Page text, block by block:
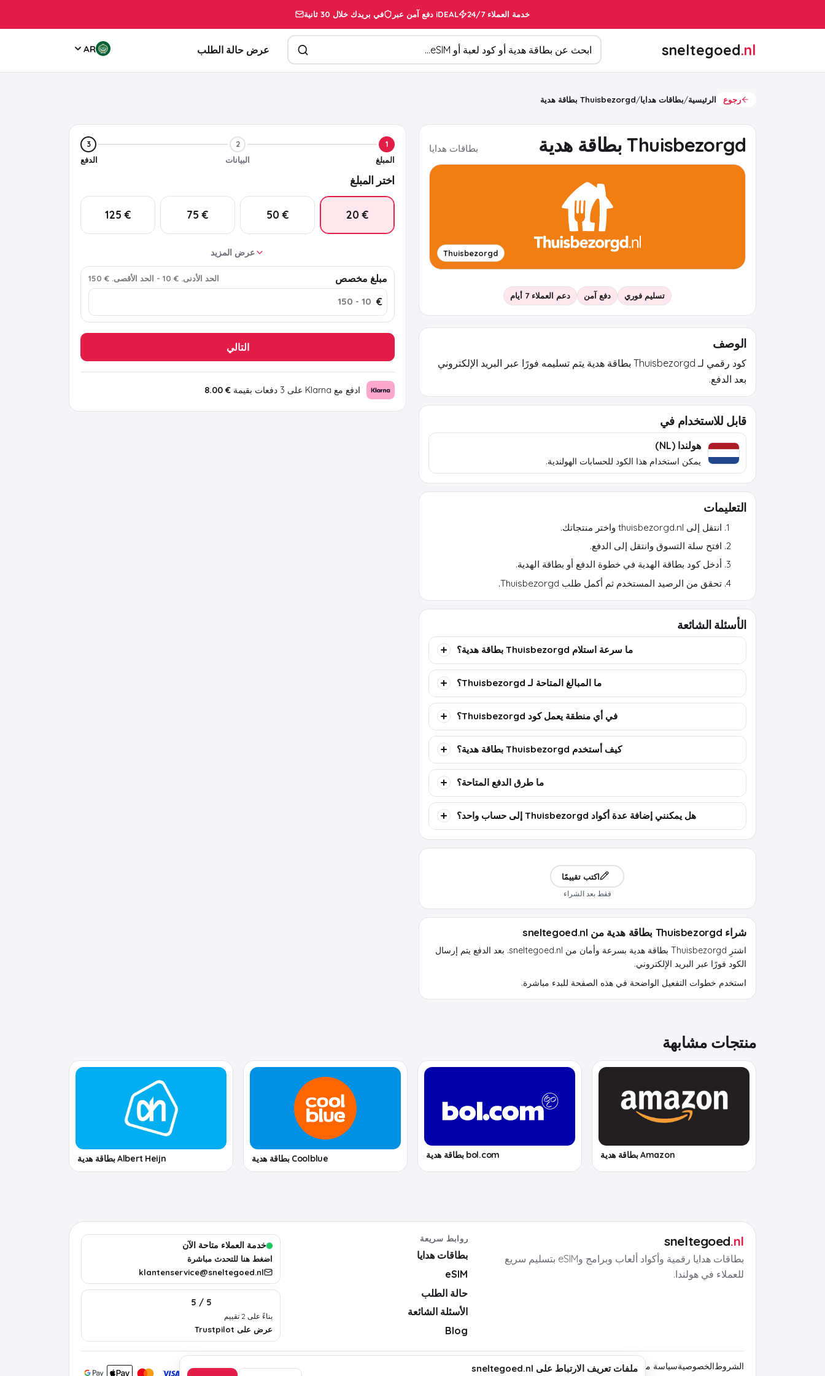
في بريدك خلال 30 ثانية دفع آمن عبر iDEAL خدمة العملاء 24/7
sneltegoed.nl ابحث عن المنتجات
عرض حالة الطلب AR
رجوع الرئيسية/بطاقات هدايا/Thuisbezorgd بطاقة هدية
Thuisbezorgd بطاقة هدية بطاقات هدايا
Thuisbezorgd
تسليم فوري دفع آمن دعم العملاء 7 أيام
1
المبلغ
2
البيانات
3
الدفع
اختر المبلغ
€ 20
€ 50
€ 75
€ 125
عرض المزيد
مبلغ مخصص الحد الأدنى.
€ 10
- الحد الأقصى.
€ 150
€
التالي
ادفع مع Klarna على 3 دفعات بقيمة € 8.00
الوصف
كود رقمي لـ Thuisbezorgd بطاقة هدية يتم تسليمه فورًا عبر البريد الإلكتروني
بعد الدفع.
قابل للاستخدام في
هولندا (NL)
يمكن استخدام هذا الكود للحسابات الهولندية.
التعليمات
انتقل إلى thuisbezorgd.nl واختر منتجاتك.
افتح سلة التسوق وانتقل إلى الدفع.
أدخل كود بطاقة الهدية في خطوة الدفع أو بطاقة الهدية.
تحقق من الرصيد المستخدم ثم أكمل طلب Thuisbezorgd.
الأسئلة الشائعة
ما سرعة استلام Thuisbezorgd بطاقة هدية؟
ما المبالغ المتاحة لـ Thuisbezorgd؟
في أي منطقة يعمل كود Thuisbezorgd؟
كيف أستخدم Thuisbezorgd بطاقة هدية؟
ما طرق الدفع المتاحة؟
هل يمكنني إضافة عدة أكواد Thuisbezorgd إلى حساب واحد؟
اكتب تقييمًا
فقط بعد الشراء
شراء Thuisbezorgd بطاقة هدية من sneltegoed.nl
اشترِ Thuisbezorgd بطاقة هدية بسرعة وأمان من sneltegoed.nl. بعد الدفع يتم إرسال
الكود فورًا عبر البريد الإلكتروني.
استخدم خطوات التفعيل الواضحة في هذه الصفحة للبدء مباشرة.
منتجات مشابهة
Amazon بطاقة هدية bol.com بطاقة هدية Coolblue بطاقة هدية Albert Heijn بطاقة هدية
sneltegoed.nl
بطاقات هدايا رقمية وأكواد ألعاب وبرامج وeSIM بتسليم سريع
للعملاء في هولندا.
روابط سريعة
بطاقات هدايا
eSIM
حالة الطلب
الأسئلة الشائعة
Blog
خدمة العملاء متاحة الآن
اضغط هنا للتحدث مباشرة
klantenservice@sneltegoed.nl
5 / 5
بناءً على 2 تقييم
عرض على Trustpilot
الشروطالخصوصيةسياسة ملفات تعريف الارتباطمعلومات قانونية
ملفات تعريف الارتباط على sneltegoed.nl